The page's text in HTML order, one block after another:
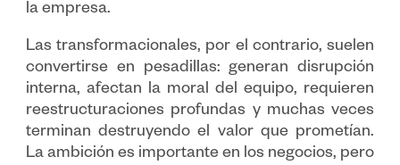
la empresa.
Las transformacionales, por el contrario, suelen
convertirse en pesadillas: generan disrupción
interna, afectan la moral del equipo, requieren
reestructuraciones profundas y muchas veces
terminan destruyendo el valor que prometían.
La ambición es importante en los negocios, pero